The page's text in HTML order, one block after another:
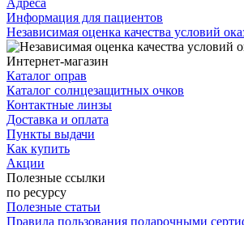
Адреса
Информация для пациентов
Независимая оценка качества условий
Интернет-магазин
Каталог оправ
Каталог солнцезащитных очков
Контактные линзы
Доставка и оплата
Пункты выдачи
Как купить
Акции
Полезные ссылки
по ресурсу
Полезные статьи
Правила пользования подарочными